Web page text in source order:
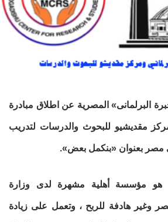
البرلمانى» المصرية عن اطلاق مبادرة
مقديشيو للبحوث والدرسات لتدريب
مصر بعنوان «بنكمل بعض».
هو مؤسسة أهلية مشهرة لدى وزارة
وغير هادفة للربح ، وتعمل على زيادة